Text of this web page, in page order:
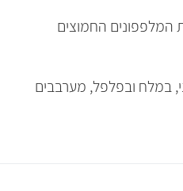
המלפפונים החמוצים
במלח ובפלפל, מערבבים